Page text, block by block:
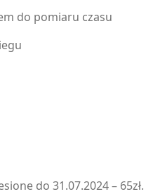
do pomiaru czasu
do 31.07.2024 – 65zł.